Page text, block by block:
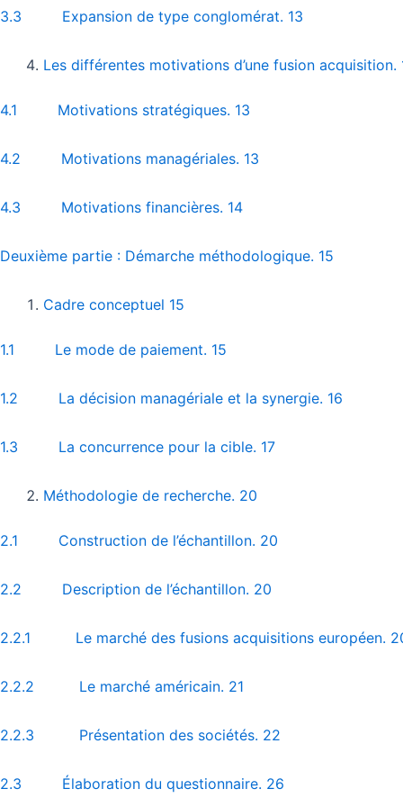
3.3 Expansion de type conglomérat. 13
Les différentes motivations d’une fusion acquisition.
4.1 Motivations stratégiques. 13
4.2 Motivations managériales. 13
4.3 Motivations financières. 14
Deuxième partie : Démarche méthodologique. 15
Cadre conceptuel 15
1.1 Le mode de paiement. 15
1.2 La décision managériale et la synergie. 16
1.3 La concurrence pour la cible. 17
Méthodologie de recherche. 20
2.1 Construction de l’échantillon. 20
2.2 Description de l’échantillon. 20
2.2.1 Le marché des fusions acquisitions européen.
2.2.2 Le marché américain. 21
2.2.3 Présentation des sociétés. 22
2.3 Élaboration du questionnaire. 26